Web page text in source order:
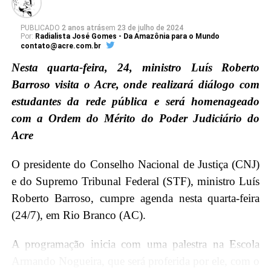
PUBLICADO 2 anos atrásem 23 de julho de 2024
Por: Radialista José Gomes - Da Amazônia para o Mundo
contato@acre.com.br
Nesta quarta-feira, 24, ministro Luís Roberto
Barroso visita o Acre, onde realizará diálogo com
estudantes da rede pública e será homenageado
com a Ordem do Mérito do Poder Judiciário do
Acre
O presidente do Conselho Nacional de Justiça (CNJ)
e do Supremo Tribunal Federal (STF), ministro Luís
Roberto Barroso, cumpre agenda nesta quarta-feira
(24/7), em Rio Branco (AC).
A programação inicia com uma palestra na Escola